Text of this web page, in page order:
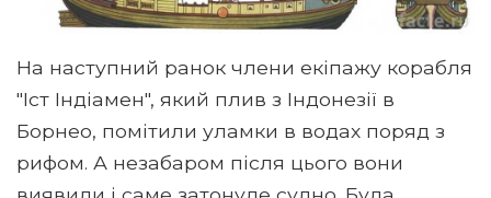
На наступний ранок члени екіпажу корабля
"Іст Індіамен", який плив з Індонезії в
Борнео, помітили уламки в водах поряд з
рифом. А незабаром після цього вони